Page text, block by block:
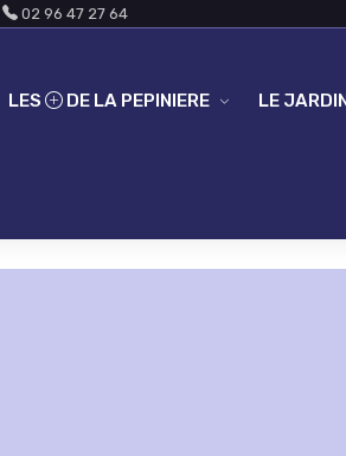
02 96 47 27 64
LES DE LA PEPINIERE LE